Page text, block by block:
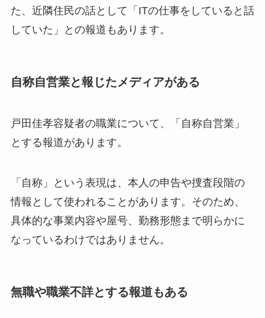
た、近隣住民の話として「ITの仕事をしていると話
していた」との報道もあります。
自称自営業と報じたメディアがある
戸田佳孝容疑者の職業について、「自称自営業」
とする報道があります。
「自称」という表現は、本人の申告や捜査段階の
情報として使われることがあります。そのため、
具体的な事業内容や屋号、勤務形態まで明らかに
なっているわけではありません。
無職や職業不詳とする報道もある